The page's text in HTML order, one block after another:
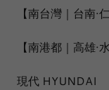
【南台灣｜台南·
【南港都｜高雄·
現代 HYUNDAI